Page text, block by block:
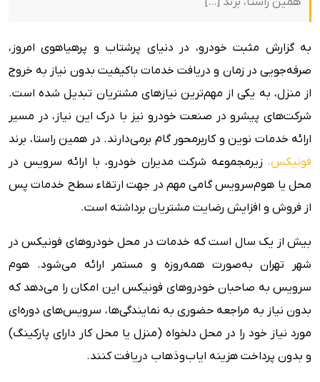
به گزارش مثبت خودرو، در دنیای پرشتاب و پرهیاهوی امروز،
صرفه‌جویی در زمان و دریافت خدمات باکیفیت بدون نیاز به خروج
از منزل، به یکی از مهم‌ترین نیازهای مشتریان تبدیل شده است.
شرکت‌های پیشرو در صنعت خودرو نیز با درک این نیاز، در مسیر
ارائه خدمات نوین و کاربرمحور گام برمی‌دارند. در همین راستا، برند
فونیکس، زیرمجموعه شرکت مدیران خودرو، با ارائه سرویس در
محل یا هوم‌سرویس گامی مهم در جهت ارتقاء سطح خدمات پس
از فروش و افزایش رضایت مشتریان برداشته است.
بیش از یک سال است که خدمات در محل خودروهای فونیکس در
شهر تهران به‌صورت همه‌روزه و مستمر ارائه می‌شود. هوم
سرویس به صاحبان خودروهای فونیکس این امکان را می‌دهد که
بدون نیاز به مراجعه حضوری به نمایندگی‌ها، سرویس‌های دوره‌ای
مورد نیاز خود را در محل دلخواه (منزل یا محل کار دارای پارکینگ)
و بدون پرداخت هزینه ایاب‌وذهاب دریافت کنند.